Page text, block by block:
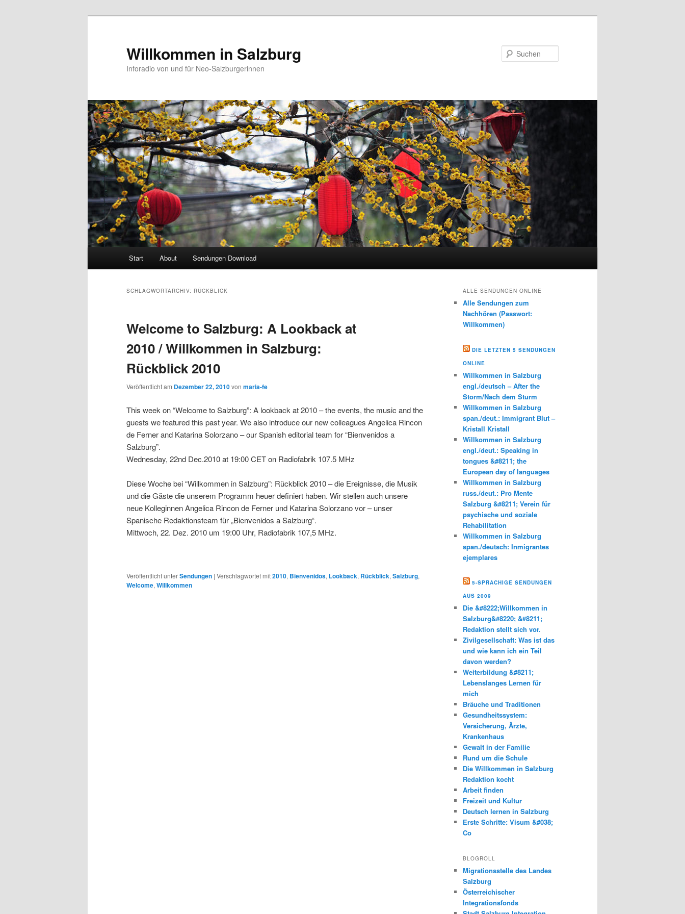
Willkommen in Salzburg
Inforadio von und für Neo-Salzburgerinnen
Start About Sendungen Download
SCHLAGWORTARCHIV: RÜCKBLICK
Welcome to Salzburg: A Lookback at
2010 / Willkommen in Salzburg:
Rückblick 2010
Veröffentlicht am Dezember 22, 2010von maria-fe
This week on “Welcome to Salzburg”: A lookback at 2010 – the events, the music and the
guests we featured this past year. We also introduce our new colleagues Angelica Rincon
de Ferner and Katarina Solorzano – our Spanish editorial team for “Bienvenidos a
Salzburg”.
Wednesday, 22nd Dec.2010 at 19:00 CET on Radiofabrik 107.5 MHz
Diese Woche bei “Willkommen in Salzburg”: Rückblick 2010 – die Ereignisse, die Musik
und die Gäste die unserem Programm heuer definiert haben. Wir stellen auch unsere
neue Kolleginnen Angelica Rincon de Ferner und Katarina Solorzano vor – unser
Spanische Redaktionsteam für „Bienvenidos a Salzburg“.
Mittwoch, 22. Dez. 2010 um 19:00 Uhr, Radiofabrik 107,5 MHz.
Veröffentlicht unterSendungen | Verschlagwortet mit2010, Bienvenidos, Lookback, Rückblick, Salzburg,
Welcome, Willkommen
ALLE SENDUNGEN ONLINE
Alle Sendungen zum
Nachhören (Passwort:
Willkommen)
DIE LETZTEN 5 SENDUNGEN
ONLINE
Willkommen in Salzburg
engl./deutsch – After the
Storm/Nach dem Sturm
Willkommen in Salzburg
span./deut.: Immigrant Blut –
Kristall Kristall
Willkommen in Salzburg
engl./deut.: Speaking in
tongues &#8211; the
European day of languages
Willkommen in Salzburg
russ./deut.: Pro Mente
Salzburg &#8211; Verein für
psychische und soziale
Rehabilitation
Willkommen in Salzburg
span./deutsch: Inmigrantes
ejemplares
5-SPRACHIGE SENDUNGEN
AUS 2009
Die &#8222;Willkommen in
Salzburg&#8220; &#8211;
Redaktion stellt sich vor.
Zivilgesellschaft: Was ist das
und wie kann ich ein Teil
davon werden?
Weiterbildung &#8211;
Lebenslanges Lernen für
mich
Bräuche und Traditionen
Gesundheitssystem:
Versicherung, Ärzte,
Krankenhaus
Gewalt in der Familie
Rund um die Schule
Die Willkommen in Salzburg
Redaktion kocht
Arbeit finden
Freizeit und Kultur
Deutsch lernen in Salzburg
Erste Schritte: Visum &#038;
Co
BLOGROLL
Migrationsstelle des Landes
Salzburg
Österreichischer
Integrationsfonds